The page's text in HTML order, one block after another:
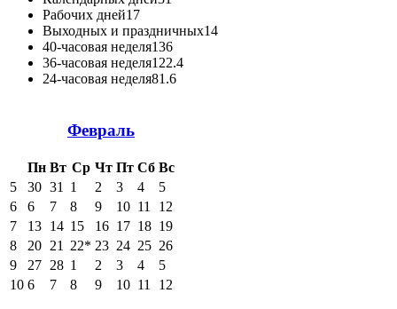
Рабочих дней17
Выходных и праздничных14
40-часовая неделя136
36-часовая неделя122.4
24-часовая неделя81.6
Февраль
Пн Вт Ср Чт Пт Сб Вс
5
30 31 1 2 3 4
5
6
6 7 8 9 10 11
12
7
13 14 15 16 17 18 19
8
20 21 22* 23 24 25 26
9
27 28 1 2 3 4
5
10 6 7 8 9 10 11 12